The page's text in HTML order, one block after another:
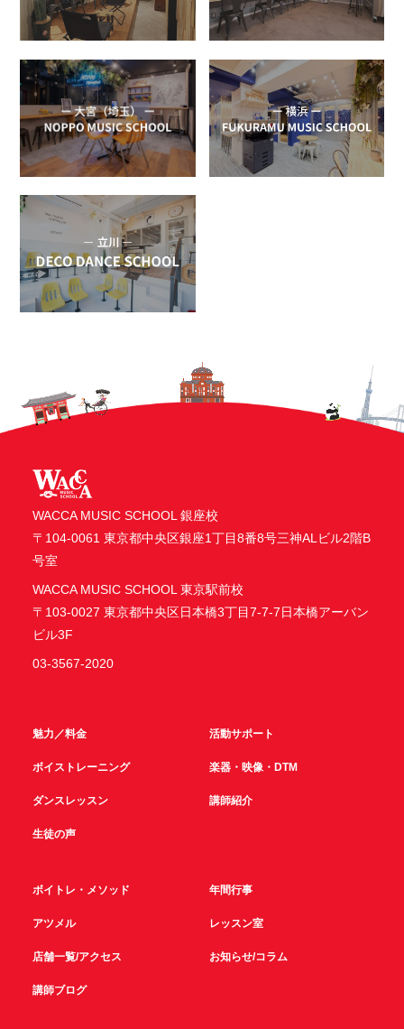
WACCA MUSIC SCHOOL 銀座校
〒104-0061 東京都中央区銀座1丁目8番8号三神ALビル2階B
号室
WACCA MUSIC SCHOOL 東京駅前校
〒103-0027 東京都中央区日本橋3丁目7-7-7日本橋アーバン
ビル3F
03-3567-2020
魅力／料金 活動サポート
ボイストレーニング 楽器・映像・DTM
ダンスレッスン 講師紹介
生徒の声
ボイトレ・メソッド 年間行事
アツメル レッスン室
店舗一覧/アクセス お知らせ/コラム
講師ブログ